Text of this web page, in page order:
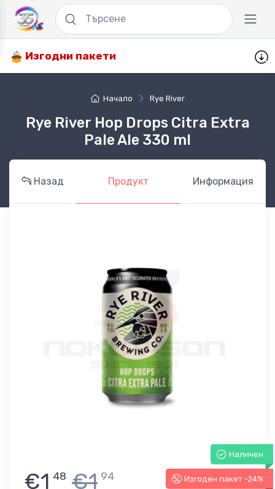
Изгодни пакети
Начало Rye River
Rye River Hop Drops Citra Extra
Pale Ale 330 ml
Назад Продукт Информация
Наличен
Изгоден пакет -24%
€1 48 €1 94